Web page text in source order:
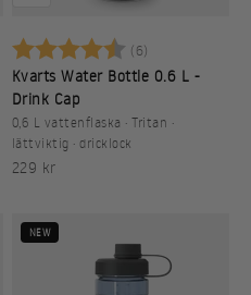
Betyg: (6)
Kvarts Water Bottle 0.6 L -
Drink Cap
0,6 L vattenflaska · Tritan ·
lättviktig · dricklock
REA-pris
229 kr
NEW